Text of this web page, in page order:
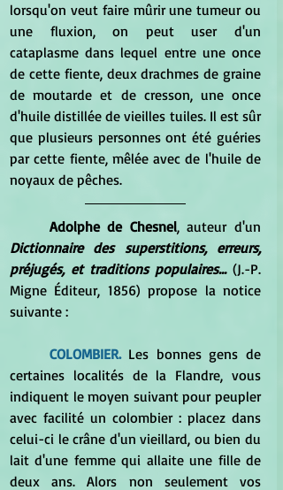
lorsqu'on veut faire mûrir une tumeur ou
une fluxion, on peut user d'un
cataplasme dans lequel entre une once
de cette fiente, deux drachmes de graine
de moutarde et de cresson, une once
d'huile distillée de vieilles tuiles. Il est sûr
que plusieurs personnes ont été guéries
par cette fiente, mêlée avec de l'huile de
noyaux de pêches.
Adolphe de Chesnel
Dictionnaire des superstitions, erreurs,
préjugés, et traditions populaires... (J.-P.
Migne Éditeur, 1856) propose la notice
suivante :
COLOMBIER. Les bonnes gens de
certaines localités de la Flandre, vous
indiquent le moyen suivant pour peupler
avec facilité un colombier : placez dans
celui-ci le crâne d'un vieillard, ou bien du
lait d'une femme qui allaite une fille de
deux ans. Alors non seulement vos